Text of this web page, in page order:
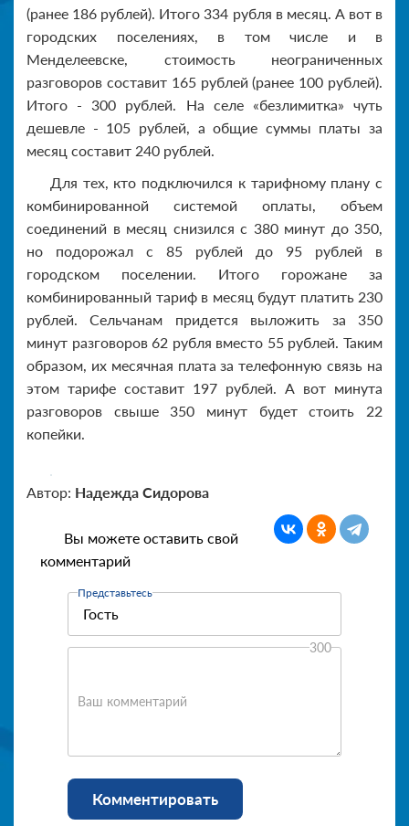
(ранее 186 рублей). Итого 334 рубля в месяц. А вот в
городских поселениях, в том числе и в
Менделеевске, стоимость неограниченных
разговоров составит 165 рублей (ранее 100 рублей).
Итого - 300 рублей. На селе «безлимитка» чуть
дешевле - 105 рублей, а общие суммы платы за
месяц составит 240 рублей.
Для тех, кто подключился к тарифному плану с
комбинированной системой оплаты, объем
соединений в месяц снизился с 380 минут до 350,
но подорожал с 85 рублей до 95 рублей в
городском поселении. Итого горожане за
комбинированный тариф в месяц будут платить 230
рублей. Сельчанам придется выложить за 350
минут разговоров 62 рубля вместо 55 рублей. Таким
образом, их месячная плата за телефонную связь на
этом тарифе составит 197 рублей. А вот минута
разговоров свыше 350 минут будет стоить 22
копейки.
Автор: Надежда Сидорова
Вы можете оставить свой
комментарий
Представьтесь
Ваш комментарий
300
Комментировать